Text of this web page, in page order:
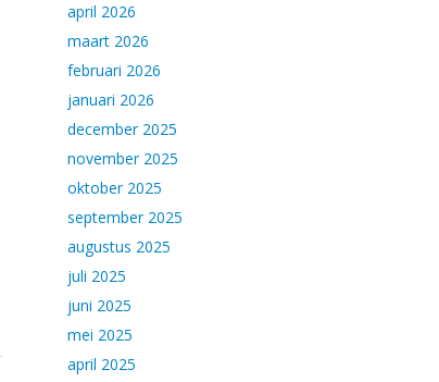
april 2026
maart 2026
februari 2026
januari 2026
december 2025
november 2025
oktober 2025
september 2025
augustus 2025
juli 2025
juni 2025
mei 2025
april 2025